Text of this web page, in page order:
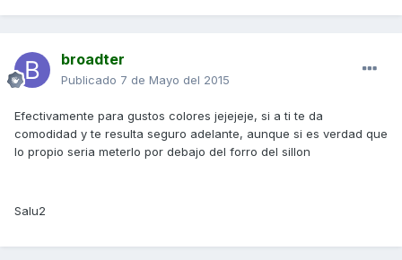
broadter
Publicado 7 de Mayo del 2015
Efectivamente para gustos colores jejejeje, si a ti te da
comodidad y te resulta seguro adelante, aunque si es verdad que
lo propio seria meterlo por debajo del forro del sillon
Salu2